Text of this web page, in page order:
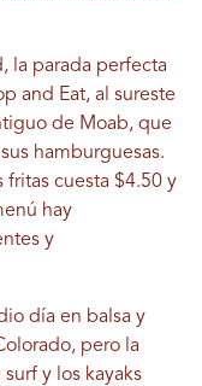
la parada perfecta
and Eat, al sureste
de Moab, que
hamburguesas.
fritas cuesta $4.50 y
hay
y
día en balsa y
pero la
y los kayaks